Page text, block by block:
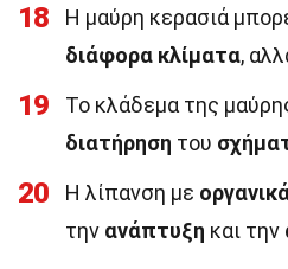
18
Η μαύρη κερασιά
διάφορα κλίματα,
19
Το κλάδεμα της
διατήρηση του
20 Η λίπανση με
την ανάπτυξη και την